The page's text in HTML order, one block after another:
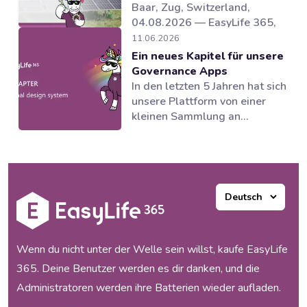
Baar, Zug, Switzerland,
04.08.2026 — EasyLife 365,
Anbieter von Lösungen für
Microsoft 365 Governance und
und Lebenszyklusmanagement
in Microsoft 365, hat
gemeinsam mit dem Partner
novoSYS die Behr Bircher
11.06.2026
Ein neues Kapitel für unsere
Governance Apps
In den letzten 5 Jahren hat sich
unsere Plattform von einer
kleinen Sammlung an
entwickelt, die mehrere
Ecosystems unterstützen.
Unsere Produkte haben
funktioniert und unsere
mit dem Wachstum...
Wenn du nicht unter der Welle sein willst, kaufe EasyLife
365. Deine Benutzer werden es dir danken, und die
Administratoren werden ihre Batterien wieder aufladen.